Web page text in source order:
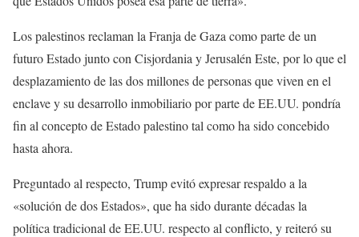
Los palestinos reclaman la Franja de Gaza como parte de un
futuro Estado junto con Cisjordania y Jerusalén Este, por lo que el
desplazamiento de las dos millones de personas que viven en el
enclave y su desarrollo inmobiliario por parte de EE.UU. pondría
fin al concepto de Estado palestino tal como ha sido concebido
hasta ahora.
Preguntado al respecto, Trump evitó expresar respaldo a la
«solución de dos Estados», que ha sido durante décadas la
política tradicional de EE.UU. respecto al conflicto, y reiteró su